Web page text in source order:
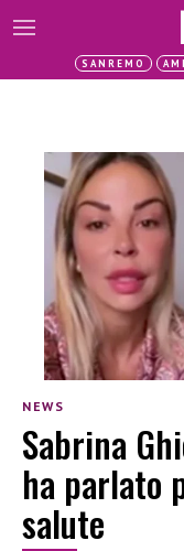
SANREMO
NEWS
Sabrina
ha parlato
salute